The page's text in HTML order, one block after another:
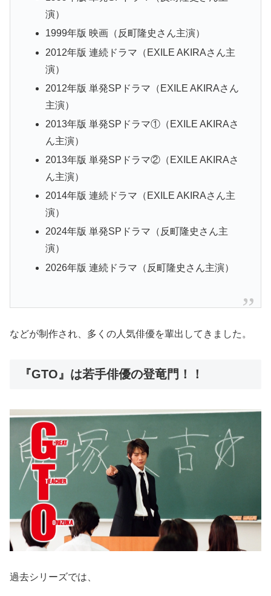
演）
1999年版 映画（反町隆史さん主演）
2012年版 連続ドラマ（EXILE AKIRAさん主
演）
2012年版 単発SPドラマ（EXILE AKIRAさん
主演）
2013年版 単発SPドラマ①（EXILE AKIRAさ
ん主演）
2013年版 単発SPドラマ②（EXILE AKIRAさ
ん主演）
2014年版 連続ドラマ（EXILE AKIRAさん主
演）
2024年版 単発SPドラマ（反町隆史さん主
演）
2026年版 連続ドラマ（反町隆史さん主演）
などが制作され、多くの人気俳優を輩出してきました。
『GTO』は若手俳優の登竜門！！
過去シリーズでは、